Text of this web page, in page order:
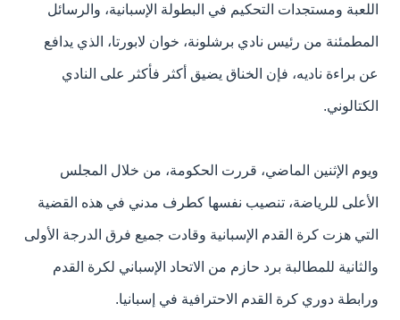
اللعبة ومستجدات التحكيم في البطولة الإسبانية، والرسائل
المطمئنة من رئيس نادي برشلونة، خوان لابورتا، الذي يدافع
عن براءة ناديه، فإن الخناق يضيق أكثر فأكثر على النادي
الكتالوني.
ويوم الإثنين الماضي، قررت الحكومة، من خلال المجلس
الأعلى للرياضة، تنصيب نفسها كطرف مدني في هذه القضية
التي هزت كرة القدم الإسبانية وقادت جميع فرق الدرجة الأولى
والثانية للمطالبة برد حازم من الاتحاد الإسباني لكرة القدم
ورابطة دوري كرة القدم الاحترافية في إسبانيا.